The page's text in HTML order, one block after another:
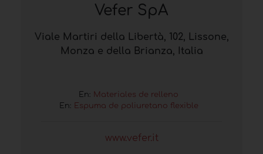
Vefer SpA
Viale Martiri della Libertà, 102, Lissone,
Monza e della Brianza, Italia
En: Materiales de relleno
En: Espuma de poliuretano flexible
www.vefer.it